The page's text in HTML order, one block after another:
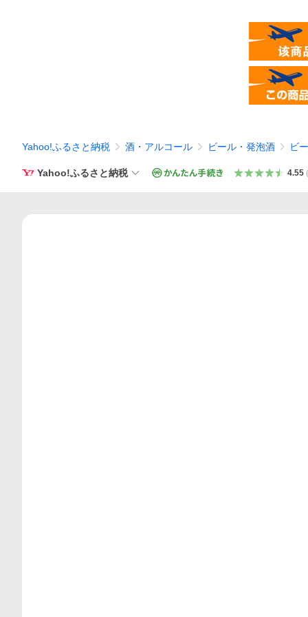
Yahoo!ふるさと納税 酒・アルコール ビール・発泡酒 ビ
Yahoo!ふるさと納税 4.55（